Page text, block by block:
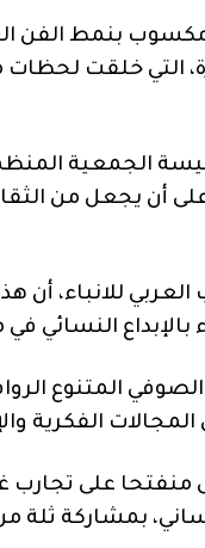
مكسوب بنمط
التي خلقت
الجمعية
على أن يجعل من
للانباء، أن
بالإبداع النسائي
المتنوع
الفكرية
على تجارب
بمشاركة ثلة